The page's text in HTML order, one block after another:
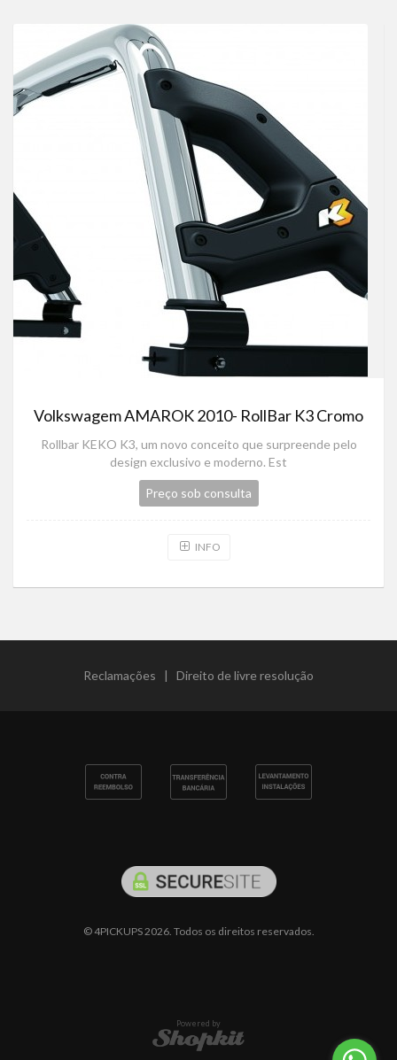
Volkswagem AMAROK 2010- RollBar K3 Cromo
Rollbar KEKO K3, um novo conceito que surpreende pelo
design exclusivo e moderno. Est
Preço sob consulta
INFO
Reclamações | Direito de livre resolução
© 4PICKUPS 2026. Todos os direitos reservados.
Powered by